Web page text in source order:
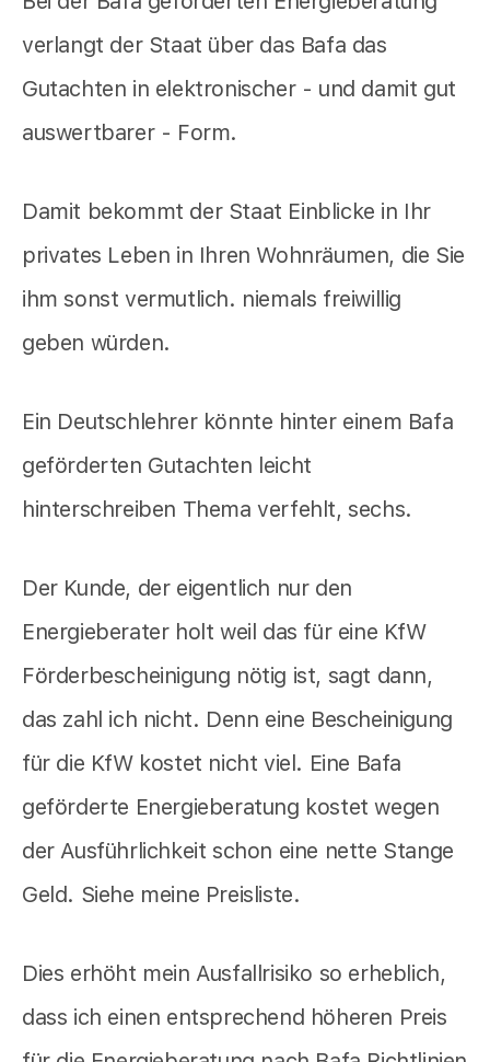
verlangt der Staat über das Bafa das
Gutachten in elektronischer - und damit gut
auswertbarer - Form.
Damit bekommt der Staat Einblicke in Ihr
privates Leben in Ihren Wohnräumen, die Sie
ihm sonst vermutlich. niemals freiwillig
geben würden.
Ein Deutschlehrer könnte hinter einem Bafa
geförderten Gutachten leicht
hinterschreiben Thema verfehlt, sechs.
Der Kunde, der eigentlich nur den
Energieberater holt weil das für eine KfW
Förderbescheinigung nötig ist, sagt dann,
das zahl ich nicht. Denn eine Bescheinigung
für die KfW kostet nicht viel. Eine Bafa
geförderte Energieberatung kostet wegen
der Ausführlichkeit schon eine nette Stange
Geld. Siehe meine Preisliste.
Dies erhöht mein Ausfallrisiko so erheblich,
dass ich einen entsprechend höheren Preis